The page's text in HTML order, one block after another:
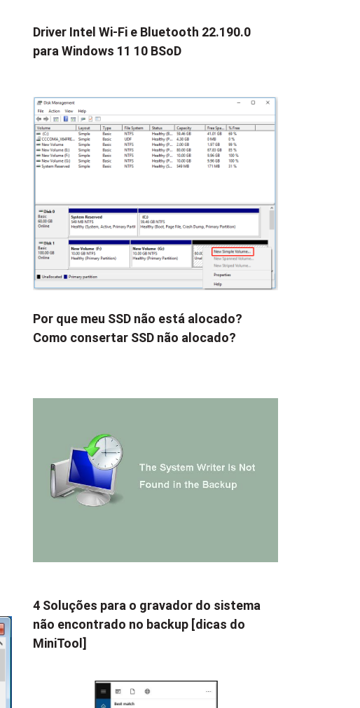
Driver Intel Wi-Fi e Bluetooth 22.190.0
para Windows 11 10 BSoD
Por que meu SSD não está alocado?
Como consertar SSD não alocado?
4 Soluções para o gravador do sistema
não encontrado no backup [dicas do
MiniTool]